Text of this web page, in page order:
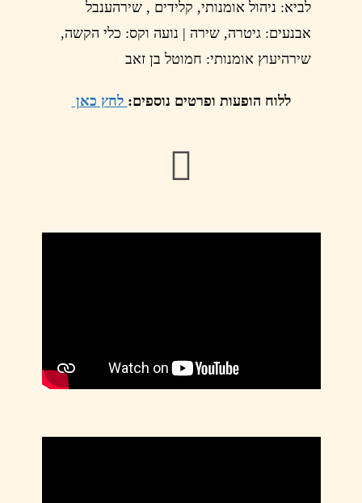
לביא: ניהול אומנותי, קלידים , שירהענבל
אבנעים: גיטרה, שירה | נועה וקס: כלי הקשה,
שירהיעוץ אומנותי: חמוטל בן זאב
ללוח הופעות ופרטים נוספים: לחץ כאן